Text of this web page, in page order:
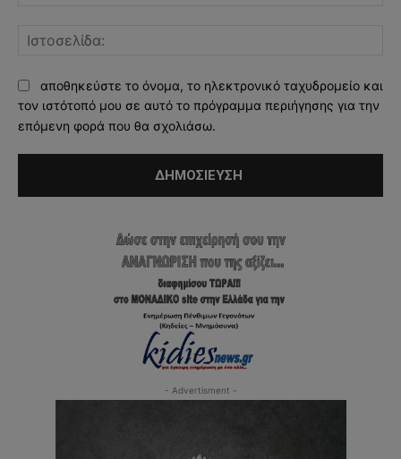
αποθηκεύστε το όνομα, το ηλεκτρονικό ταχυδρομείο και
τον ιστότοπό μου σε αυτό το πρόγραμμα περιήγησης για την
επόμενη φορά που θα σχολιάσω.
- Advertisment -